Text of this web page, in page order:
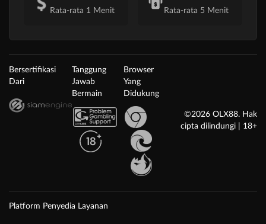
Rata-rata 1 Menit Rata-rata 5 Menit
Bersertifikasi
Dari
Tanggung
Jawab
Bermain
Browser
Yang
Didukung
©2026 OLX88. Hak
cipta dilindungi | 18+
Platform Penyedia Layanan